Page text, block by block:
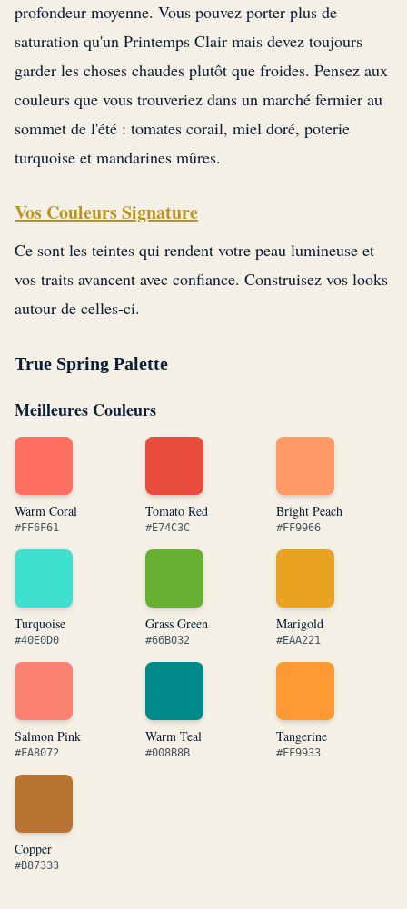
profondeur moyenne. Vous pouvez porter plus de
saturation qu'un Printemps Clair mais devez toujours
garder les choses chaudes plutôt que froides. Pensez aux
couleurs que vous trouveriez dans un marché fermier au
sommet de l'été : tomates corail, miel doré, poterie
turquoise et mandarines mûres.
Vos Couleurs Signature
Ce sont les teintes qui rendent votre peau lumineuse et
vos traits avancent avec confiance. Construisez vos looks
autour de celles-ci.
True Spring Palette
Meilleures Couleurs
Warm Coral
#FF6F61
Tomato Red
#E74C3C
Bright Peach
#FF9966
Turquoise
#40E0D0
Grass Green
#66B032
Marigold
#EAA221
Salmon Pink
#FA8072
Warm Teal
#008B8B
Tangerine
#FF9933
Copper
#B87333